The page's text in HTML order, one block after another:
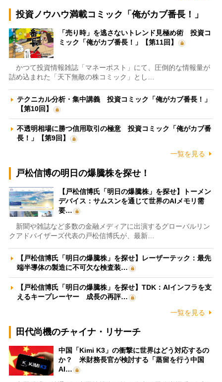
投資ノウハウ満載コミック「俺がカブ番長！」
「売り時」を逃さないトレンド見極め術 投資コ
ミック「俺がカブ番長！」【第11回】
かつて投資情報雑誌「マネーポスト」にて、圧倒的な情報量が
詰め込まれた「天下無敵の株コミック」とし…
テクニカル分析・集中講義 投資コミック「俺がカブ番長！」
【第10回】
不透明相場に勝つ信用取引の極意 投資コミック「俺がカブ番
長！」【第9回】
一覧を見る
戸松信博の明日の爆騰株を探せ！
【戸松信博氏「明日の爆騰株」を探せ】トーメン
デバイス：サムスンを通じて世界のAIメモリ需
要…
新聞や雑誌など多数の金融メディアに出演するグローバルリン
クアドバイザーズ代表の戸松信博氏が、最新…
【戸松信博氏「明日の爆騰株」を探せ】レーザーテック：最先
端半導体の製造に不可欠な検査装…
【戸松信博氏「明日の爆騰株」を探せ】TDK：AIインフラを支
えるキープレーヤー 成長の再評…
一覧を見る
田代尚機のチャイナ・リサーチ
中国「Kimi K3」の衝撃に世界はどう対応するの
か？ 米財務長官が検討する「蒸留を行う中国
AI…